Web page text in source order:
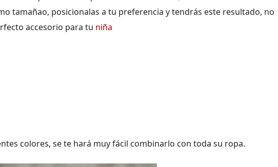
tamañao, posicionalas a tu preferencia y tendrás este resultado, no
accesorio para tu niña
colores, se te hará muy fácil combinarlo con toda su ropa.